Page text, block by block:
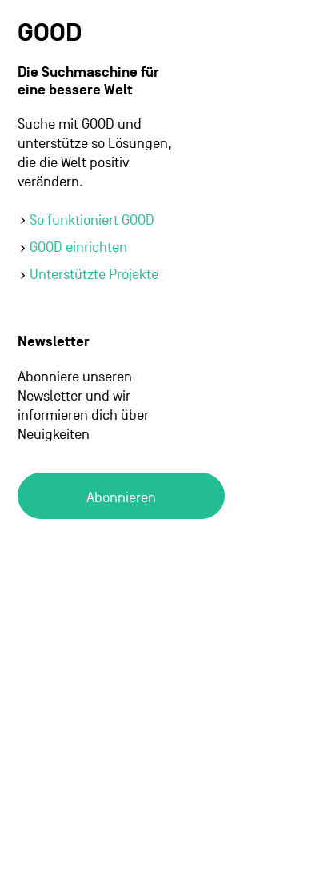
GOOD
Die Suchmaschine für
eine bessere Welt
Suche mit GOOD und
unterstütze so Lösungen,
die die Welt positiv
verändern.
So funktioniert GOOD
GOOD einrichten
Unterstützte Projekte
Newsletter
Abonniere unseren
Newsletter und wir
informieren dich über
Neuigkeiten
Abonnieren